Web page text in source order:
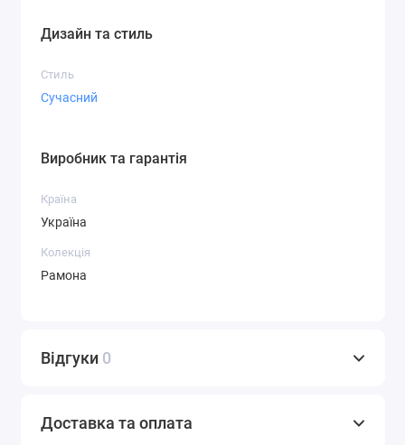
Дизайн та стиль
Стиль
Сучасний
Виробник та гарантія
Країна
Україна
Колекція
Рамона
Відгуки 0
Доставка та оплата